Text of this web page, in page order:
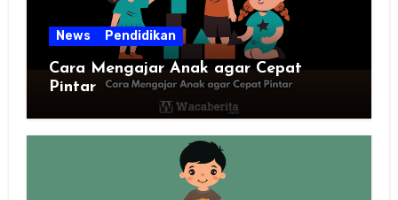
News Pendidikan
Cara Mengajar Anak agar Cepat
Pintar